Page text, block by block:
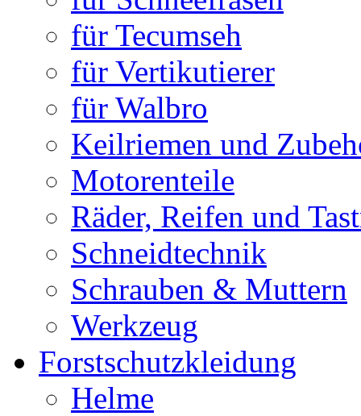
für Tecumseh
für Vertikutierer
für Walbro
Keilriemen und
Motorenteile
Räder, Reifen und
Schneidtechnik
Schrauben & Muttern
Werkzeug
Forstschutzkleidung
Helme